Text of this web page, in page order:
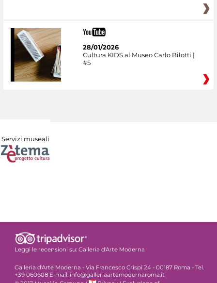
28/01/2026
Cultura KIDS al Museo Carlo Bilotti |
#5
Servizi museali
Leggi le recensioni su: Galleria d'Arte Moderna
Galleria d'Arte Moderna - Via Francesco Crispi 24 - 00187 Roma - Tel.
+39 060608 E-mail: info@galleriaartemodernaroma.it